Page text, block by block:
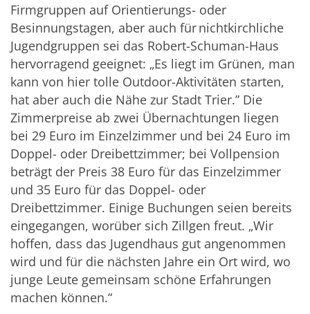
Firmgruppen auf Orientierungs- oder
Besinnungstagen, aber auch für nichtkirchliche
Jugendgruppen sei das Robert-Schuman-Haus
hervorragend geeignet: „Es liegt im Grünen, man
kann von hier tolle Outdoor-Aktivitäten starten,
hat aber auch die Nähe zur Stadt Trier.” Die
Zimmerpreise ab zwei Übernachtungen liegen
bei 29 Euro im Einzelzimmer und bei 24 Euro im
Doppel- oder Dreibettzimmer; bei Vollpension
beträgt der Preis 38 Euro für das Einzelzimmer
und 35 Euro für das Doppel- oder
Dreibettzimmer. Einige Buchungen seien bereits
eingegangen, worüber sich Zillgen freut. „Wir
hoffen, dass das Jugendhaus gut angenommen
wird und für die nächsten Jahre ein Ort wird, wo
junge Leute gemeinsam schöne Erfahrungen
machen können.“